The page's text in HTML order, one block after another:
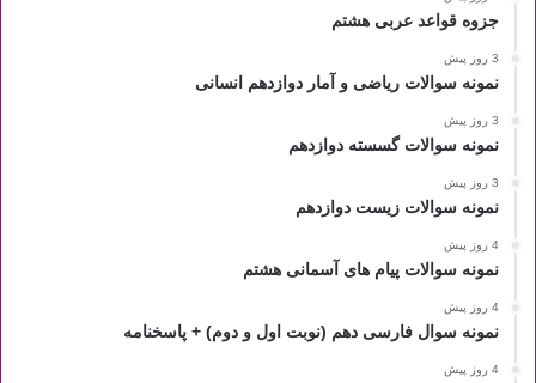
جزوه قواعد عربی هشتم
3 روز پیش
نمونه سوالات ریاضی و آمار دوازدهم انسانی
3 روز پیش
نمونه سوالات گسسته دوازدهم
3 روز پیش
نمونه سوالات زیست دوازدهم
4 روز پیش
نمونه سوالات پیام های آسمانی هشتم
4 روز پیش
نمونه سوال فارسی دهم (نوبت اول و دوم) + پاسخنامه
4 روز پیش